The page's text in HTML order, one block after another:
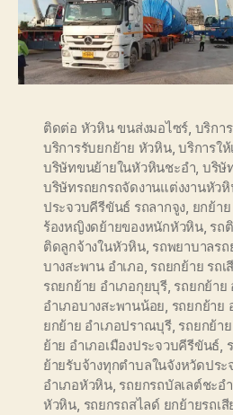
ติดต่อ หัวหิน ขนส่งมอไซร์, บริกา
บริการรับยกย้าย หัวหิน,บริการใ
บริษัทขนย้ายในหัวหินชะอำ, บริษั
บริษัทรถยกรถจัดงานแต่งงานหัว
ประจวบคีรีขันธ์ รถลากจูง, ยกย้า
ร้องหญิงดย้ายของหนักหัวหิน, รถ
ติดลูกจ้างในหัวหิน, รถพยาบาลรถ
บางสะพาน อำเภอ, รถยกย้าย รถ
รถยกย้าย อำเภอกุยบุรี, รถยกย้าย
อำเภอบางสะพานน้อย, รถยกย้าย
ยกย้าย อำเภอปราณบุรี, รถยกย้า
ย้าย อำเภอเมืองประจวบคีรีขันธ์,
ย้ายรับจ้างทุกตำบลในจังหวัดปร
อำเภอหัวหิน, รถยกรถบัลเลต์ชะอำ
หัวหิน, รถยกรถสไลด์ ยกย้ายรถเ